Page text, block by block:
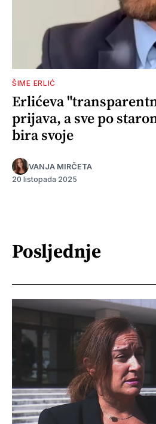
ŠIME ERLIĆ
Erlićeva
prijava, a sve po
bira svoje
VANJA MIRČETA
20 listopada 2025
Posljednje